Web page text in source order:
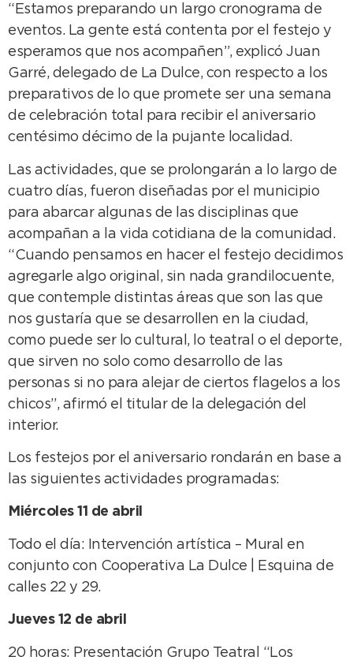
“Estamos preparando un largo cronograma de
eventos. La gente está contenta por el festejo y
esperamos que nos acompañen”, explicó Juan
Garré, delegado de La Dulce, con respecto a los
preparativos de lo que promete ser una semana
de celebración total para recibir el aniversario
centésimo décimo de la pujante localidad.
Las actividades, que se prolongarán a lo largo de
cuatro días, fueron diseñadas por el municipio
para abarcar algunas de las disciplinas que
acompañan a la vida cotidiana de la comunidad.
“Cuando pensamos en hacer el festejo decidimos
agregarle algo original, sin nada grandilocuente,
que contemple distintas áreas que son las que
nos gustaría que se desarrollen en la ciudad,
como puede ser lo cultural, lo teatral o el deporte,
que sirven no solo como desarrollo de las
personas si no para alejar de ciertos flagelos a los
chicos”, afirmó el titular de la delegación del
interior.
Los festejos por el aniversario rondarán en base a
las siguientes actividades programadas:
Miércoles 11 de abril
Todo el día: Intervención artística – Mural en
conjunto con Cooperativa La Dulce | Esquina de
calles 22 y 29.
Jueves 12 de abril
20 horas: Presentación Grupo Teatral “Los